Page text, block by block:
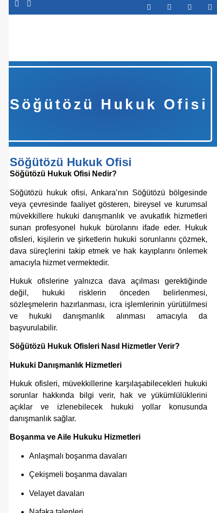
Söğütözü Hukuk Ofisi
Söğütözü Hukuk Ofisi
Söğütözü Hukuk Ofisi Nedir?
Söğütözü hukuk ofisi, Ankara’nın Söğütözü bölgesinde
veya çevresinde faaliyet gösteren, bireysel ve kurumsal
müvekkillere hukuki danışmanlık ve avukatlık hizmetleri
sunan profesyonel hukuk bürolarını ifade eder. Hukuk
ofisleri, kişilerin ve şirketlerin hukuki sorunlarını çözmek,
dava süreçlerini takip etmek ve hak kayıplarını önlemek
amacıyla hizmet vermektedir.
Hukuk ofislerine yalnızca dava açılması gerektiğinde
değil, hukuki risklerin önceden belirlenmesi,
sözleşmelerin hazırlanması, icra işlemlerinin yürütülmesi
ve hukuki danışmanlık alınması amacıyla da
başvurulabilir.
Söğütözü Hukuk Ofisleri Nasıl Hizmetler Verir?
Hukuki Danışmanlık Hizmetleri
Hukuk ofisleri, müvekkillerine karşılaşabilecekleri hukuki
sorunlar hakkında bilgi verir, hak ve yükümlülüklerini
açıklar ve izlenebilecek hukuki yollar konusunda
danışmanlık sağlar.
Boşanma ve Aile Hukuku Hizmetleri
Anlaşmalı boşanma davaları
Çekişmeli boşanma davaları
Velayet davaları